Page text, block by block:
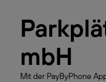
mbH
Mit der PayByPhone